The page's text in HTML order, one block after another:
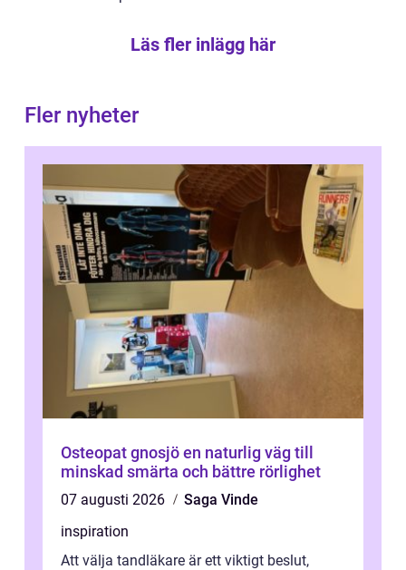
Läs fler inlägg här
Fler nyheter
Osteopat gnosjö en naturlig väg till
minskad smärta och bättre rörlighet
07 augusti 2026
Saga Vinde
inspiration
Att välja tandläkare är ett viktigt beslut,